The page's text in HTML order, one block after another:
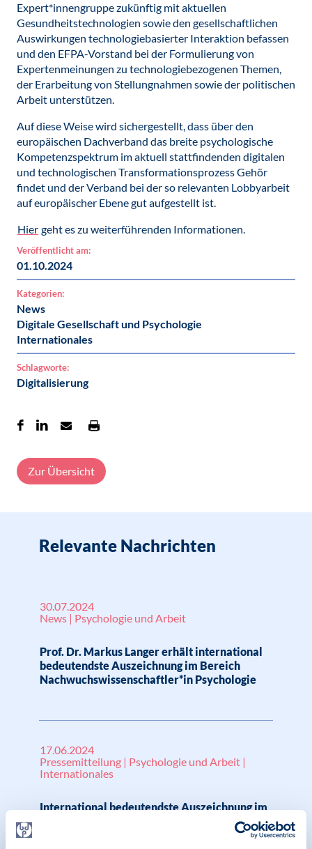
Expert*innengruppe zukünftig mit aktuellen
Gesundheitstechnologien sowie den gesellschaftlichen
Auswirkungen technologiebasierter Interaktion befassen
und den EFPA-Vorstand bei der Formulierung von
Expertenmeinungen zu technologiebezogenen Themen,
der Erarbeitung von Stellungnahmen sowie der politischen
Arbeit unterstützen.
Auf diese Weise wird sichergestellt, dass über den
europäischen Dachverband das breite psychologische
Kompetenzspektrum im aktuell stattfindenden digitalen
und technologischen Transformationsprozess Gehör
findet und der Verband bei der so relevanten Lobbyarbeit
auf europäischer Ebene gut aufgestellt ist.
Hier geht es zu weiterführenden Informationen.
Veröffentlicht am:
01.10.2024
Kategorien:
News
Digitale Gesellschaft und Psychologie
Internationales
Schlagworte:
Digitalisierung
Zur Übersicht
Relevante Nachrichten
30.07.2024
News | Psychologie und Arbeit
Prof. Dr. Markus Langer erhält international
bedeutendste Auszeichnung im Bereich
Nachwuchswissenschaftler*in Psychologie
17.06.2024
Pressemitteilung | Psychologie und Arbeit |
Internationales
International bedeutendste Auszeichnung im
Psychologie geht an Prof. Dr. Markus Langer